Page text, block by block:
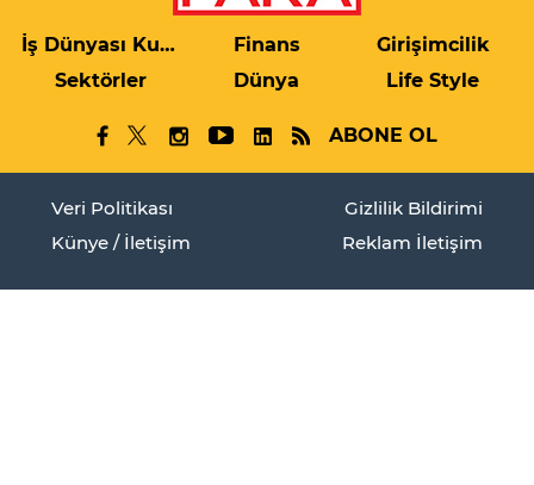
İş Dünyası Kulis Finans
Girişimcilik
Sektörler
Dünya Life Style
ABONE OL
Veri Politikası
Gizlilik Bildirimi
Künye / İletişim
Reklam İletişim